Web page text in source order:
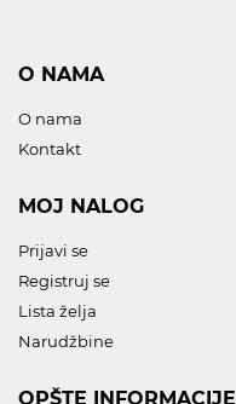
O NAMA
O nama
Kontakt
MOJ NALOG
Prijavi se
Registruj se
Lista želja
Narudžbine
OPŠTE INFORMACIJE